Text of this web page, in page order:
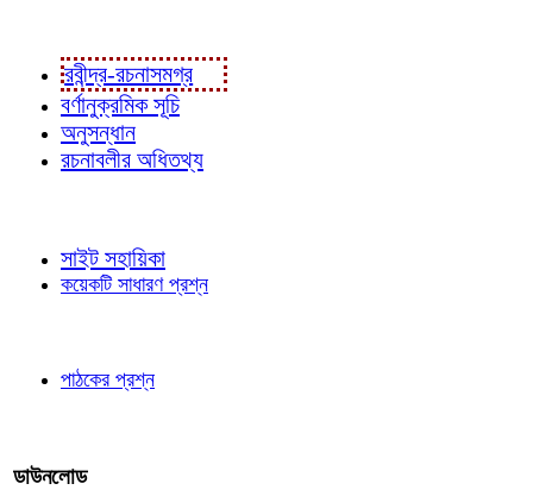
রবীন্দ্র-রচনাসমগ্র
বর্ণানুক্রমিক সূচি
অনুসন্ধান
রচনাবলীর অধিতথ্য
সাইট সহায়িকা
কয়েকটি সাধারণ প্রশ্ন
পাঠকের প্রশ্ন
ডাউনলোড